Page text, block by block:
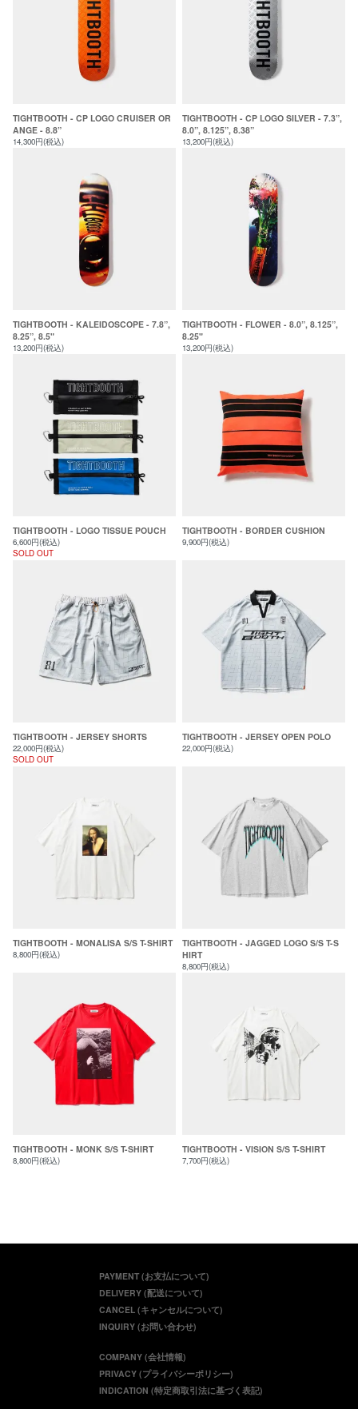
TIGHTBOOTH - CP LOGO CRUISER OR
ANGE - 8.8”
14,300円(税込)
TIGHTBOOTH - CP LOGO SILVER - 7.3”,
8.0”, 8.125”, 8.38”
13,200円(税込)
TIGHTBOOTH - KALEIDOSCOPE - 7.8”,
8.25”, 8.5"
13,200円(税込)
TIGHTBOOTH - FLOWER - 8.0”, 8.125”,
8.25"
13,200円(税込)
TIGHTBOOTH - LOGO TISSUE POUCH
6,600円(税込)
SOLD OUT
TIGHTBOOTH - BORDER CUSHION
9,900円(税込)
TIGHTBOOTH - JERSEY SHORTS
22,000円(税込)
SOLD OUT
TIGHTBOOTH - JERSEY OPEN POLO
22,000円(税込)
TIGHTBOOTH - MONALISA S/S T-SHIRT
8,800円(税込)
TIGHTBOOTH - JAGGED LOGO S/S T-S
HIRT
8,800円(税込)
TIGHTBOOTH - MONK S/S T-SHIRT
8,800円(税込)
TIGHTBOOTH - VISION S/S T-SHIRT
7,700円(税込)
PAYMENT (お支払について)
DELIVERY (配送について)
CANCEL (キャンセルについて)
INQUIRY (お問い合わせ)
COMPANY (会社情報)
PRIVACY (プライバシーポリシー)
INDICATION (特定商取引法に基づく表記)